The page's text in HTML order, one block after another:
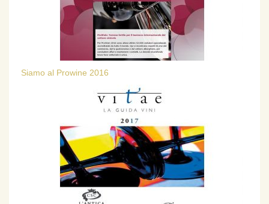
Siamo al Prowine 2016